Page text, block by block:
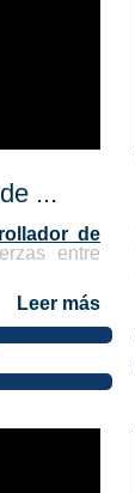
...
de
entre
Leer más